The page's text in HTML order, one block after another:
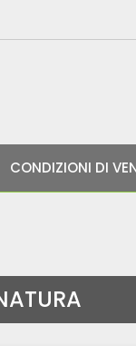
CONDIZIONI DI